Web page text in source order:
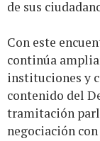
de sus
Con este
continúa
instituciones y
contenido del
tramitación
negociación